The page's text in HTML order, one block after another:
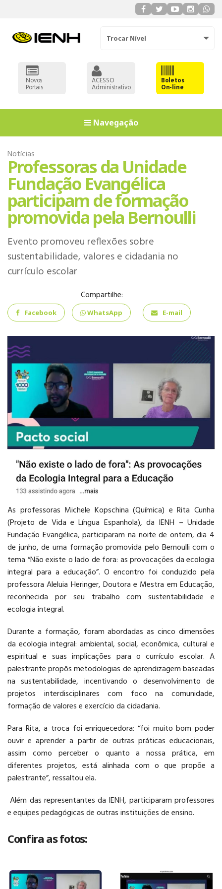
Trocar Nível
Novos
Portais
ACESSO
Administrativo
Boletos
On-line
Navegação
EDUCAÇÃO
INFANTIL
FUNDAMENTAL
ENSINO MÉDIO
EDUCAÇÃO
BILÍNGUE
AGENDAR VISITA
Notícias
Professoras da Unidade
Fundação Evangélica
participam de formação
promovida pela Bernoulli
Evento promoveu reflexões sobre
sustentabilidade, valores e cidadania no
currículo escolar
Compartilhe:
Facebook WhatsApp E-mail
As professoras Michele Kopschina (Química) e Rita Cunha
(Projeto de Vida e Língua Espanhola), da IENH – Unidade
Fundação Evangélica, participaram na noite de ontem, dia 4
de junho, de uma formação promovida pelo Bernoulli com o
tema “Não existe o lado de fora: as provocações da ecologia
integral para a educação”. O encontro foi conduzido pela
professora Aleluia Heringer, Doutora e Mestra em Educação,
reconhecida por seu trabalho com sustentabilidade e
ecologia integral.
Durante a formação, foram abordadas as cinco dimensões
da ecologia integral: ambiental, social, econômica, cultural e
espiritual e suas implicações para o currículo escolar. A
palestrante propôs metodologias de aprendizagem baseadas
na sustentabilidade, incentivando o desenvolvimento de
projetos interdisciplinares com foco na comunidade,
formação de valores e exercício da cidadania.
Para Rita, a troca foi enriquecedora: “foi muito bom poder
ouvir e aprender a partir de outras práticas educacionais,
assim como perceber o quanto a nossa prática, em
diferentes projetos, está alinhada com o que propõe a
palestrante”, ressaltou ela.
Além das representantes da IENH, participaram professores
e equipes pedagógicas de outras instituições de ensino.
Confira as fotos: